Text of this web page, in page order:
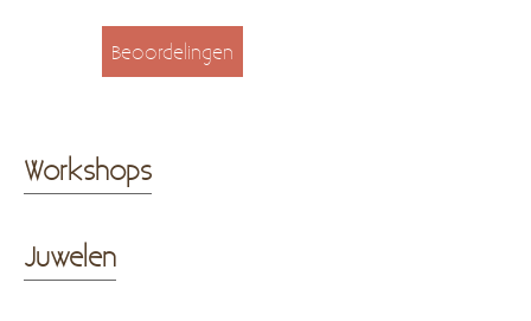
Workshops
Juwelen
Beoordelingen